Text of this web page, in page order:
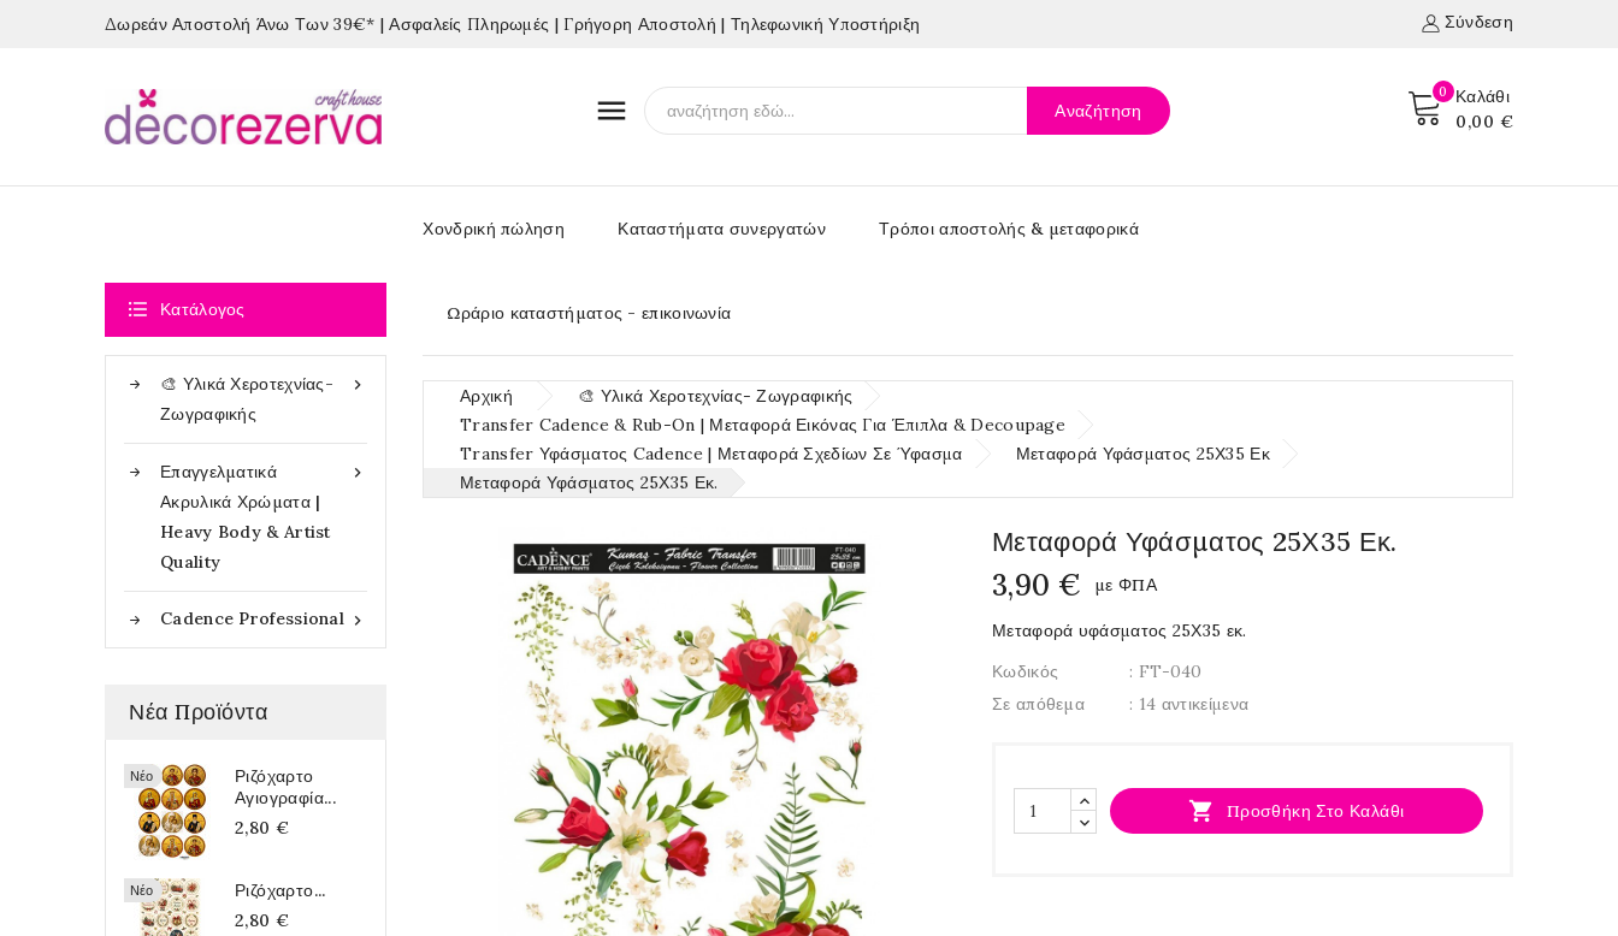
Δωρεάν Αποστολή Άνω Των 39€* | Ασφαλείς Πληρωμές | Γρήγορη Αποστολή | Τηλεφωνική Υποστήριξη Σύνδεση
0
Καλάθι
0,00 €
 Αναζήτηση
Χονδρική πώληση Καταστήματα συνεργατών Τρόποι αποστολής & μεταφορικά
Ωράριο καταστήματος - επικοινωνία
 Κατάλογος

🎨 Υλικά Χεροτεχνίας-
Ζωγραφικής

Επαγγελματικά
Ακρυλικά Χρώματα |
Heavy Body & Artist
Quality

Cadence Professional
Νέα Προϊόντα
Νέο
Ριζόχαρτο
Αγιογραφία...
2,80 €
Νέο
Ριζόχαρτο...
2,80 €
Αρχική
🎨 Υλικά Χεροτεχνίας- Ζωγραφικής
Transfer Cadence & Rub-On | Μεταφορά Εικόνας Για Έπιπλα & Decoupage
Transfer Υφάσματος Cadence | Μεταφορά Σχεδίων Σε Ύφασμα
Μεταφορά Υφάσματος 25Χ35 Εκ
Μεταφορά Υφάσματος 25Χ35 Εκ.
Μεταφορά Υφάσματος 25Χ35 Εκ.
3,90 € με ΦΠΑ
Μεταφορά υφάσματος 25Χ35 εκ.
Κωδικός
: FT-040
Σε απόθεμα
: 14 αντικείμενα
 Προσθήκη Στο Καλάθι